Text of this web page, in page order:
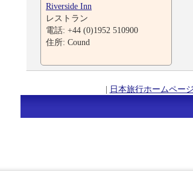
Riverside Inn
レストラン
電話: +44 (0)1952 510900
住所: Cound
| 日本旅行ホームページ